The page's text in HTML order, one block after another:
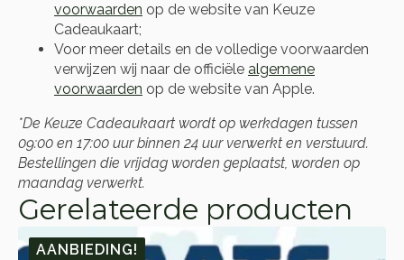
voorwaarden op de website van Keuze
Cadeaukaart;
Voor meer details en de volledige voorwaarden
verwijzen wij naar de officiële algemene
voorwaarden op de website van Apple.
*De Keuze Cadeaukaart wordt op werkdagen tussen
09:00 en 17:00 uur binnen 24 uur verwerkt en verstuurd.
Bestellingen die vrijdag worden geplaatst, worden op
maandag verwerkt.
Gerelateerde producten
AANBIEDING!